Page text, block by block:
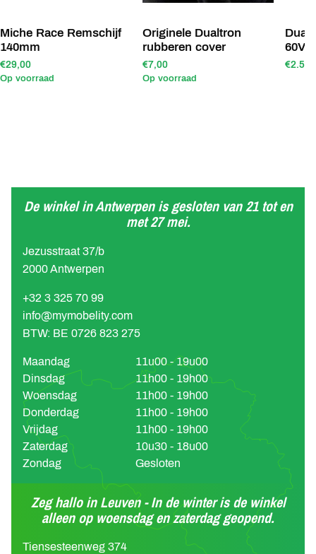
Miche Race Remschijf
140mm
€29,00
Op voorraad
Originele Dualtron
rubberen cover
€7,00
Op voorraad
60V
De winkel in Antwerpen is gesloten van 21 tot en
met 27 mei.
Jezusstraat 37/b
2000 Antwerpen
+32 3 325 70 99
info@mymobelity.com
BTW: BE 0726 823 275
Maandag
11u00 - 19u00
Dinsdag
11h00 - 19h00
Woensdag
11h00 - 19h00
Donderdag
11h00 - 19h00
Vrijdag
11h00 - 19h00
Zaterdag
10u30 - 18u00
Zondag
Gesloten
Zeg hallo in Leuven - In de winter is de winkel
alleen op woensdag en zaterdag geopend.
Tiensesteenweg 374